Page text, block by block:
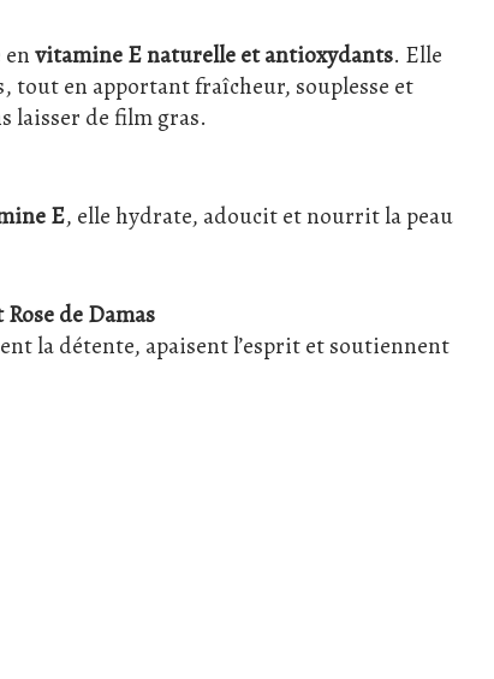
vitamine E naturelle et antioxydants. Elle
tout en apportant fraîcheur, souplesse et
laisser de film gras.
E, elle hydrate, adoucit et nourrit la peau
de Damas
la détente, apaisent l’esprit et soutiennent